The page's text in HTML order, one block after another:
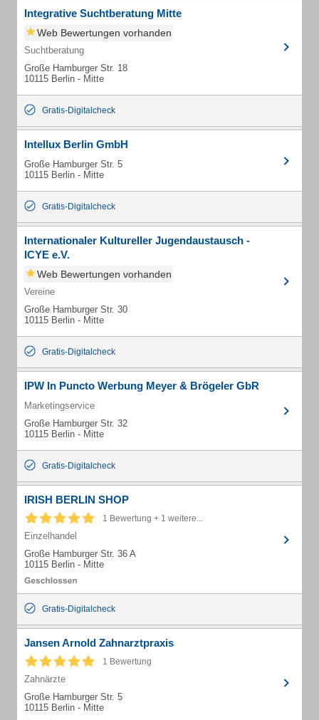
Integrative Suchtberatung Mitte
Web Bewertungen vorhanden
Suchtberatung
Große Hamburger Str. 18
10115 Berlin - Mitte
Gratis-Digitalcheck
Intellux Berlin GmbH
Große Hamburger Str. 5
10115 Berlin - Mitte
Gratis-Digitalcheck
Internationaler Kultureller Jugendaustausch -
ICYE e.V.
Web Bewertungen vorhanden
Vereine
Große Hamburger Str. 30
10115 Berlin - Mitte
Gratis-Digitalcheck
IPW In Puncto Werbung Meyer & Brögeler GbR
Marketingservice
Große Hamburger Str. 32
10115 Berlin - Mitte
Gratis-Digitalcheck
IRISH BERLIN SHOP
1 Bewertung + 1 weitere...
Einzelhandel
Große Hamburger Str. 36 A
10115 Berlin - Mitte
Gratis-Digitalcheck
Jansen Arnold Zahnarztpraxis
1 Bewertung
Zahnärzte
Große Hamburger Str. 5
10115 Berlin - Mitte